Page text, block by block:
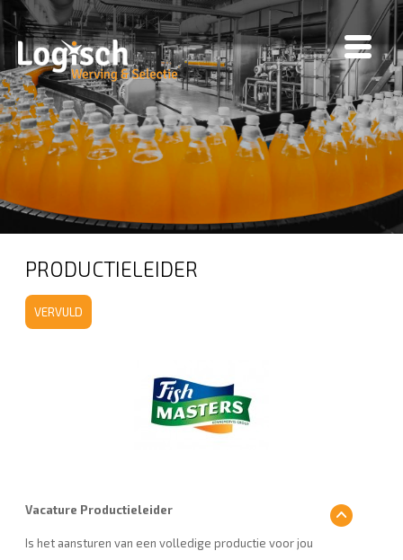
PRODUCTIELEIDER
VERVULD
Vacature Productieleider
Is het aansturen van een volledige productie voor jou